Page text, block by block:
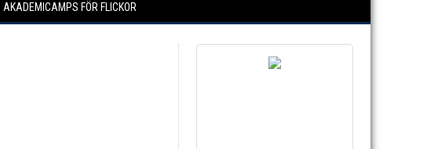
AKADEMICAMPS FÖR FLICKOR